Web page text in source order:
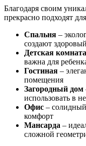
Благодаря своим
прекрасно подходят
Спальня –
создают
Детская комната
важна для
Гостиная –
помещения
Загородный дом
использовать в
Офис –
комфорт
Мансарда –
сложной